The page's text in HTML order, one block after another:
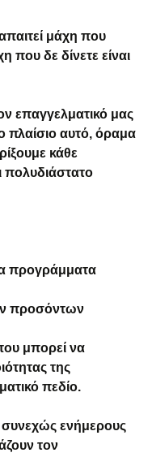
μάχη που
που δε δίνετε είναι
επαγγελματικό μας
πλαίσιο αυτό, όραμα
κάθε
πολυδιάστατο
προγράμματα
προσόντων
μπορεί να
της
πεδίο.
ενήμερους
τον